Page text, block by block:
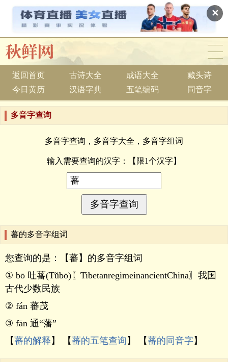
✕
返回首页 古诗大全 成语大全
藏头诗
今日黄历
汉语字典 五笔编码 同音字
多音字查询
多音字查询，多音字大全，多音字组词
输入需要查询的汉字： 【限1个汉字】
蕃的多音字组词
您查询的是：【蕃】的多音字组词
① bō 吐蕃(Tǔbō)〖TibetanregimeinancientChina〗我国
古代少数民族
② fán 蕃茂
③ fān 通“藩”
【蕃的解释 】 【蕃的五笔查询 】 【蕃的同音字】